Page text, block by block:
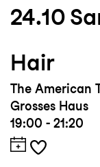
24.10
Hair
The American
Grosses Haus
19:00 - 21:20